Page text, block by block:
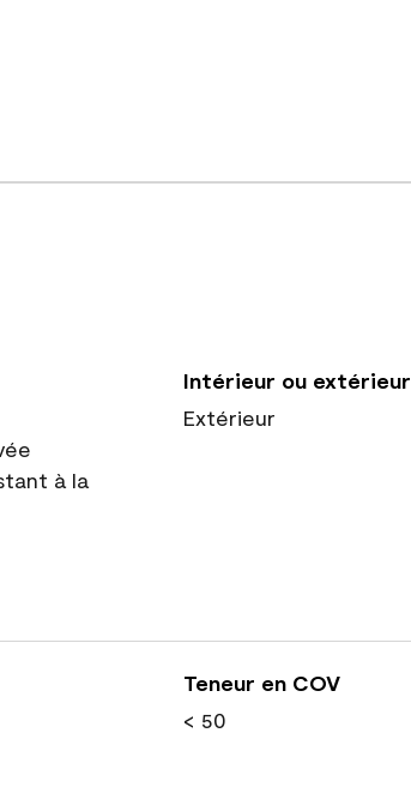
à la
Intérieur ou extérieur
Extérieur
Teneur en COV
< 50